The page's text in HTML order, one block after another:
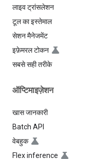
लाइव ट्रांसलेशन
टूल का इस्तेमाल
सेशन मैनेजमेंट
इफ़ेमरल टोकन
सबसे सही तरीके
ऑप्टिमाइज़ेशन
खास जानकारी
Batch API
वेबहुक
Flex inference